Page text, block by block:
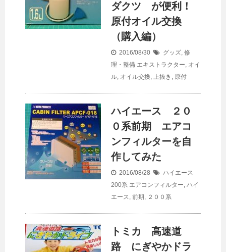
ダクツ が便利！
原付オイル交換
（購入編）
2016/08/30 グッズ, 修
理・整備 エキストラクター, オイ
ル, オイル交換, 上抜き , 原付
ハイエース ２０
０系前期 エアコ
ンフィルターを自
作してみた
2016/08/28
ハイエース
200系 エアコンフィルター, ハイ
エース, 前期 , ２００系
トミカ 高速道
路 にぎやかドラ